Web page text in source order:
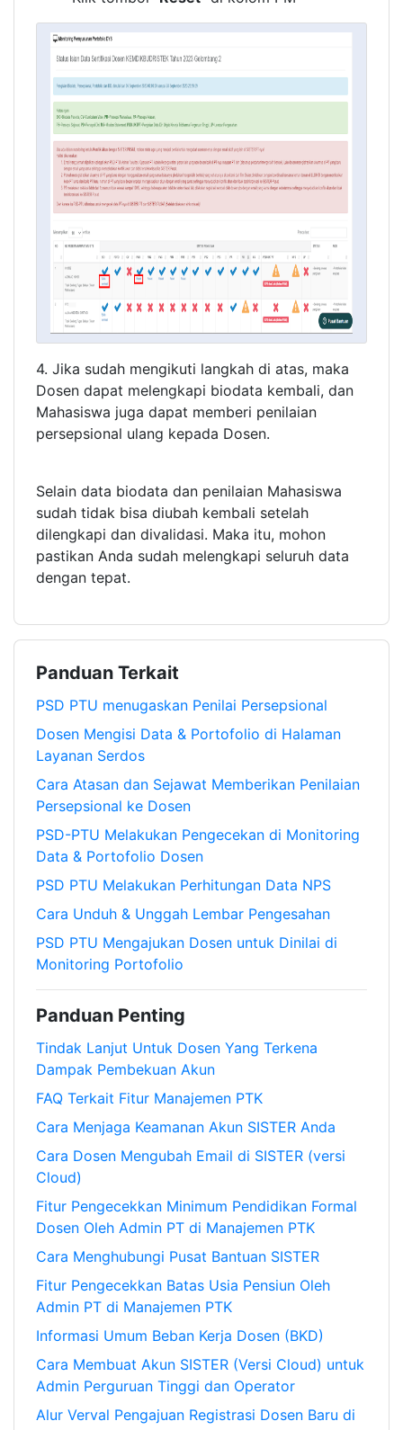
4. Jika sudah mengikuti langkah di atas, maka
Dosen dapat melengkapi biodata kembali, dan
Mahasiswa juga dapat memberi penilaian
persepsional ulang kepada Dosen.
Selain data biodata dan penilaian Mahasiswa
sudah tidak bisa diubah kembali setelah
dilengkapi dan divalidasi. Maka itu, mohon
pastikan Anda sudah melengkapi seluruh data
dengan tepat.
Panduan Terkait
PSD PTU menugaskan Penilai Persepsional
Dosen Mengisi Data & Portofolio di Halaman
Layanan Serdos
Cara Atasan dan Sejawat Memberikan Penilaian
Persepsional ke Dosen
PSD-PTU Melakukan Pengecekan di Monitoring
Data & Portofolio Dosen
PSD PTU Melakukan Perhitungan Data NPS
Cara Unduh & Unggah Lembar Pengesahan
PSD PTU Mengajukan Dosen untuk Dinilai di
Monitoring Portofolio
Panduan Penting
Tindak Lanjut Untuk Dosen Yang Terkena
Dampak Pembekuan Akun
FAQ Terkait Fitur Manajemen PTK
Cara Menjaga Keamanan Akun SISTER Anda
Cara Dosen Mengubah Email di SISTER (versi
Cloud)
Fitur Pengecekkan Minimum Pendidikan Formal
Dosen Oleh Admin PT di Manajemen PTK
Cara Menghubungi Pusat Bantuan SISTER
Fitur Pengecekkan Batas Usia Pensiun Oleh
Admin PT di Manajemen PTK
Informasi Umum Beban Kerja Dosen (BKD)
Cara Membuat Akun SISTER (Versi Cloud) untuk
Admin Perguruan Tinggi dan Operator
Alur Verval Pengajuan Registrasi Dosen Baru di